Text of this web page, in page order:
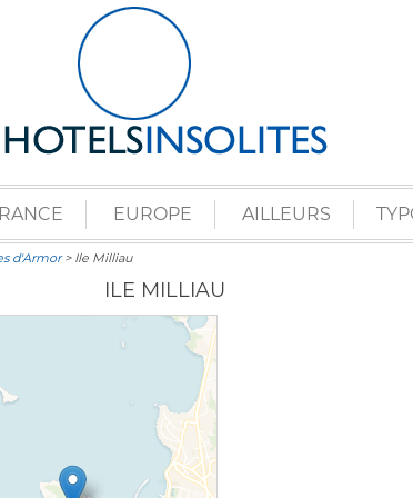
EUROPE AILLEURS
d'Armor> Ile Milliau
ILE MILLIAU